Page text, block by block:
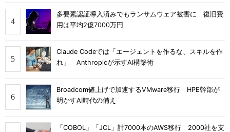
多要素認証導入済みでもランサムウェア被害に 復旧費
用は平均2億7000万円
Claude Codeでは「エージェントを作るな、スキルを作
れ」 Anthropicが示すAI構築術
Broadcom値上げで加速するVMware移行 HPE幹部が
明かすAI時代の備え
「COBOL」「JCL」計7000本のAWS移行 2000社を支